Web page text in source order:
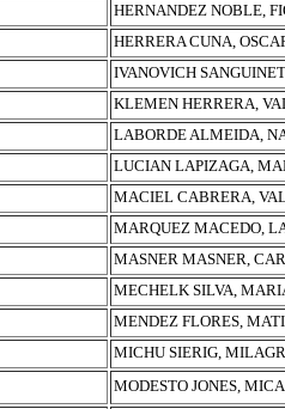
HERNANDEZ NOBLE,
HERRERA CUNA,
IVANOVICH
KLEMEN HERRERA,
LABORDE ALMEIDA,
LUCIAN LAPIZAGA,
MACIEL CABRERA,
MARQUEZ MACEDO,
MASNER MASNER,
MECHELK SILVA,
MENDEZ FLORES,
MICHU SIERIG,
MODESTO JONES,